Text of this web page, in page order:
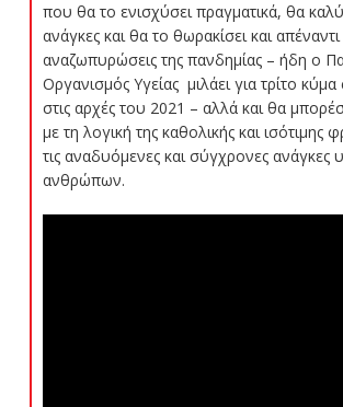
που θα το ενισχύσει πραγματικά, θα
ανάγκες και θα το θωρακίσει και απέναντι
αναζωπυρώσεις της πανδημίας – ήδη ο
Οργανισμός Υγείας μιλάει για τρίτο
στις αρχές του 2021 – αλλά και θα
με τη λογική της καθολικής και ισότιμης
τις αναδυόμενες και σύγχρονες ανάγκες
ανθρώπων.